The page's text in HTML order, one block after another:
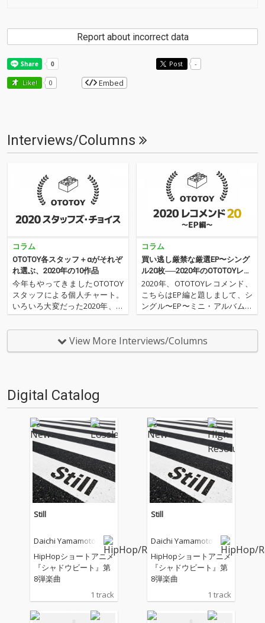
Report about incorrect data
Post -
Like! 0 Embed
Interviews/Columns
コラム
OTOTOY各スタッフ＋αがそれぞ
れ選ぶ、2020年の10作品
今年もやってきましたOTOTOY
スタッフによる個人チャート。
いろいろ大変だった2020年、な
にを聴いてOTOTOYを作ってい
たのか？ 今年は新人、梶野に加
えてインターン、そしてコント
リビューター枠としていろいろ
コラム
買い逃し厳禁な厳選EP〜シング
ル20枚──2020年のOTOTOYレコ
メンド
2020年、OTOTOYレコメンド、
こちらはEP編と題しまして、シ
ングル〜EP〜ミニ・アルバムな
どなど、2020年にリリースされ
たアルバム以外の作品群から20
枚厳選しました。いまやアルバ
ムというフォーマットにとらわ
View More Interviews/Columns
Digital Catalog
Still
Daichi Yamamoto
HipHopショートアニメ
『シャドウビート』第
8弾楽曲
1 track
Still
Daichi Yamamoto
HipHopショートアニメ
『シャドウビート』第
8弾楽曲
1 track